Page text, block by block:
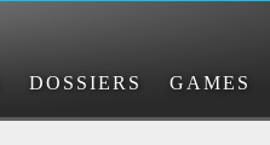
DOSSIERS GAMES